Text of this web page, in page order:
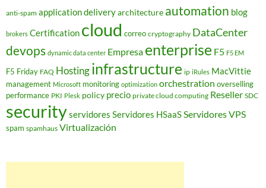
anti-spam application deliveryarchitecture automation blog
brokers Certification cloud correo cryptography DataCenter
devops dynamic data center Empresa enterprise F5 F5 EM
F5 Friday FAQ Hostinginfrastructure ip iRules MacVittie
management Microsoft monitoring optimization orchestration overselling
performance PKI Plesk policy precio private cloud computing Reseller SDC
securityservidores Servidores HSaaSServidores VPS
spam spamhaus Virtualización